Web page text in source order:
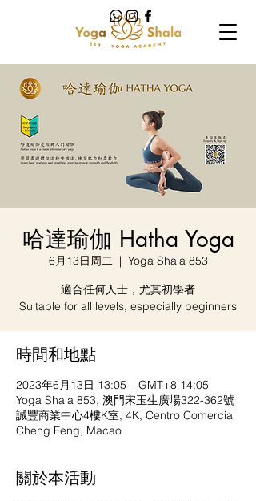
哈達瑜伽 Hatha Yoga
6月13日周二
  |
Yoga Shala 853
適合任何人士，尤其初學者
Suitable for all levels, especially beginners
時間和地點
2023年6月13日 13:05 – GMT+8 14:05
Yoga Shala 853, 澳門宋玉生廣場322-362號
誠豐商業中心4樓K室, 4K, Centro Comercial
Cheng Feng, Macao
關於本活動